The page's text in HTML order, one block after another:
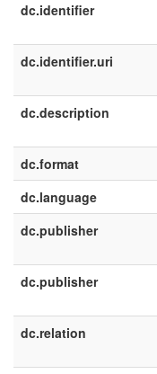
dc.identifier
dc.identifier.uri
dc.description
dc.format
dc.language
dc.publisher
dc.publisher
dc.relation